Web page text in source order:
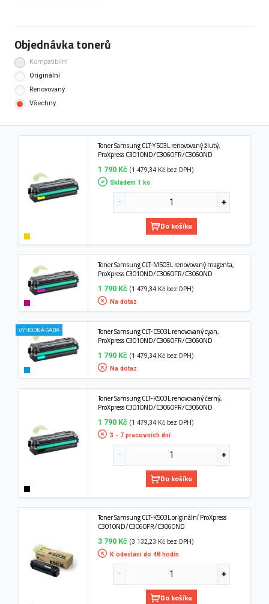
Objednávka tonerů
Kompatibilní
Originální
Renovovaný
Všechny
Toner Samsung CLT-Y503L renovovaný žlutý,
ProXpress C3010ND/C3060FR/C3060ND
1 790 Kč (1 479,34 Kč bez DPH)
Skladem 1 ks
Do košíku
Toner Samsung CLT-M503L renovovaný magenta,
ProXpress C3010ND/C3060FR/C3060ND
1 790 Kč (1 479,34 Kč bez DPH)
Na dotaz
VÝHODNÁ SADA
Toner Samsung CLT-C503L renovovaný cyan,
ProXpress C3010ND/C3060FR/C3060ND
1 790 Kč (1 479,34 Kč bez DPH)
Na dotaz
Toner Samsung CLT-K503L renovovaný černý,
ProXpress C3010ND/C3060FR/C3060ND
1 790 Kč (1 479,34 Kč bez DPH)
3 - 7 pracovních dní
Do košíku
Toner Samsung CLT-K503L originální ProXpress
C3010ND/C3060FR/C3060ND
3 790 Kč (3 132,23 Kč bez DPH)
K odeslání do 48 hodin
Do košíku